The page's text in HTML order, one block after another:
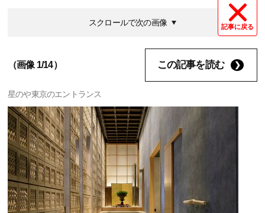
記事に戻る
スクロールで次の画像
（画像 1/14） この記事を読む
星のや東京のエントランス